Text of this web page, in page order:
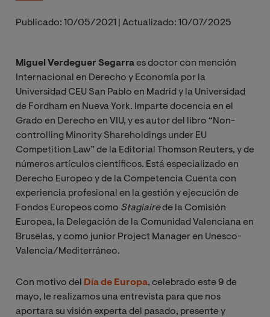
Publicado: 10/05/2021 Actualizado: 10/07/2025
Miguel Verdeguer Segarraes doctor con mención
Internacional en Derecho y Economía por la
Universidad CEU San Pablo en Madrid y la Universidad
de Fordham en Nueva York. Imparte docencia en el
Grado en Derecho en VIU, y esautor del libro “Non-
controlling Minority Shareholdings under EU
Competition Law” de la Editorial Thomson Reuters, y de
números artículos científicos. Está especializado en
Derecho Europeo y de la Competencia Cuenta con
experiencia profesional en la gestión y ejecución de
Fondos Europeos como Stagiairede la Comisión
Europea, la Delegación de la Comunidad Valenciana en
Bruselas, y como junior Project Manager en Unesco-
Valencia/Mediterráneo.
Con motivo del Día de Europa, celebrado este 9 de
mayo, le realizamos una entrevista para que nos
aportara su visión experta del pasado, presente y